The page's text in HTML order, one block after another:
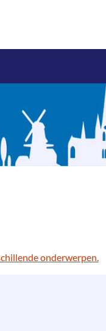
onderwerpen.